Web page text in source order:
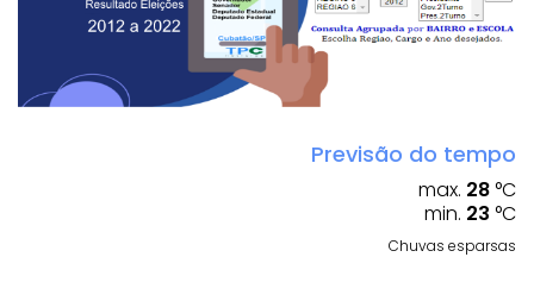
Previsão do tempo
max. 28 °C
min. 23 °C
Chuvas esparsas